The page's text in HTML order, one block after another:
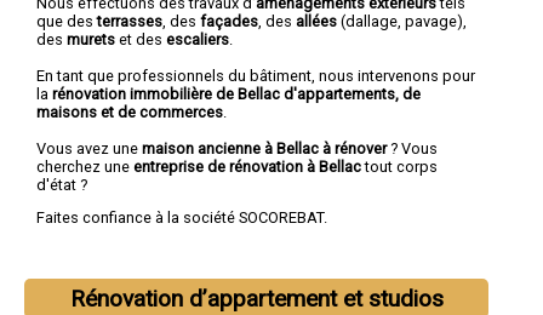
que desterrasses , des façades , des allées (dallage, pavage),
des murets et des escaliers
En tant que professionnels du bâtiment, nous intervenons pour
la rénovation immobilière de Bellac d'appartements, de
maisons et de commerces
Vous avez une maison ancienne à Bellac à rénover? Vous
cherchez une entreprise de rénovation à Bellactout corps
d'état ?
Faites confiance à la société SOCOREBAT.
Rénovation d’appartement et studios